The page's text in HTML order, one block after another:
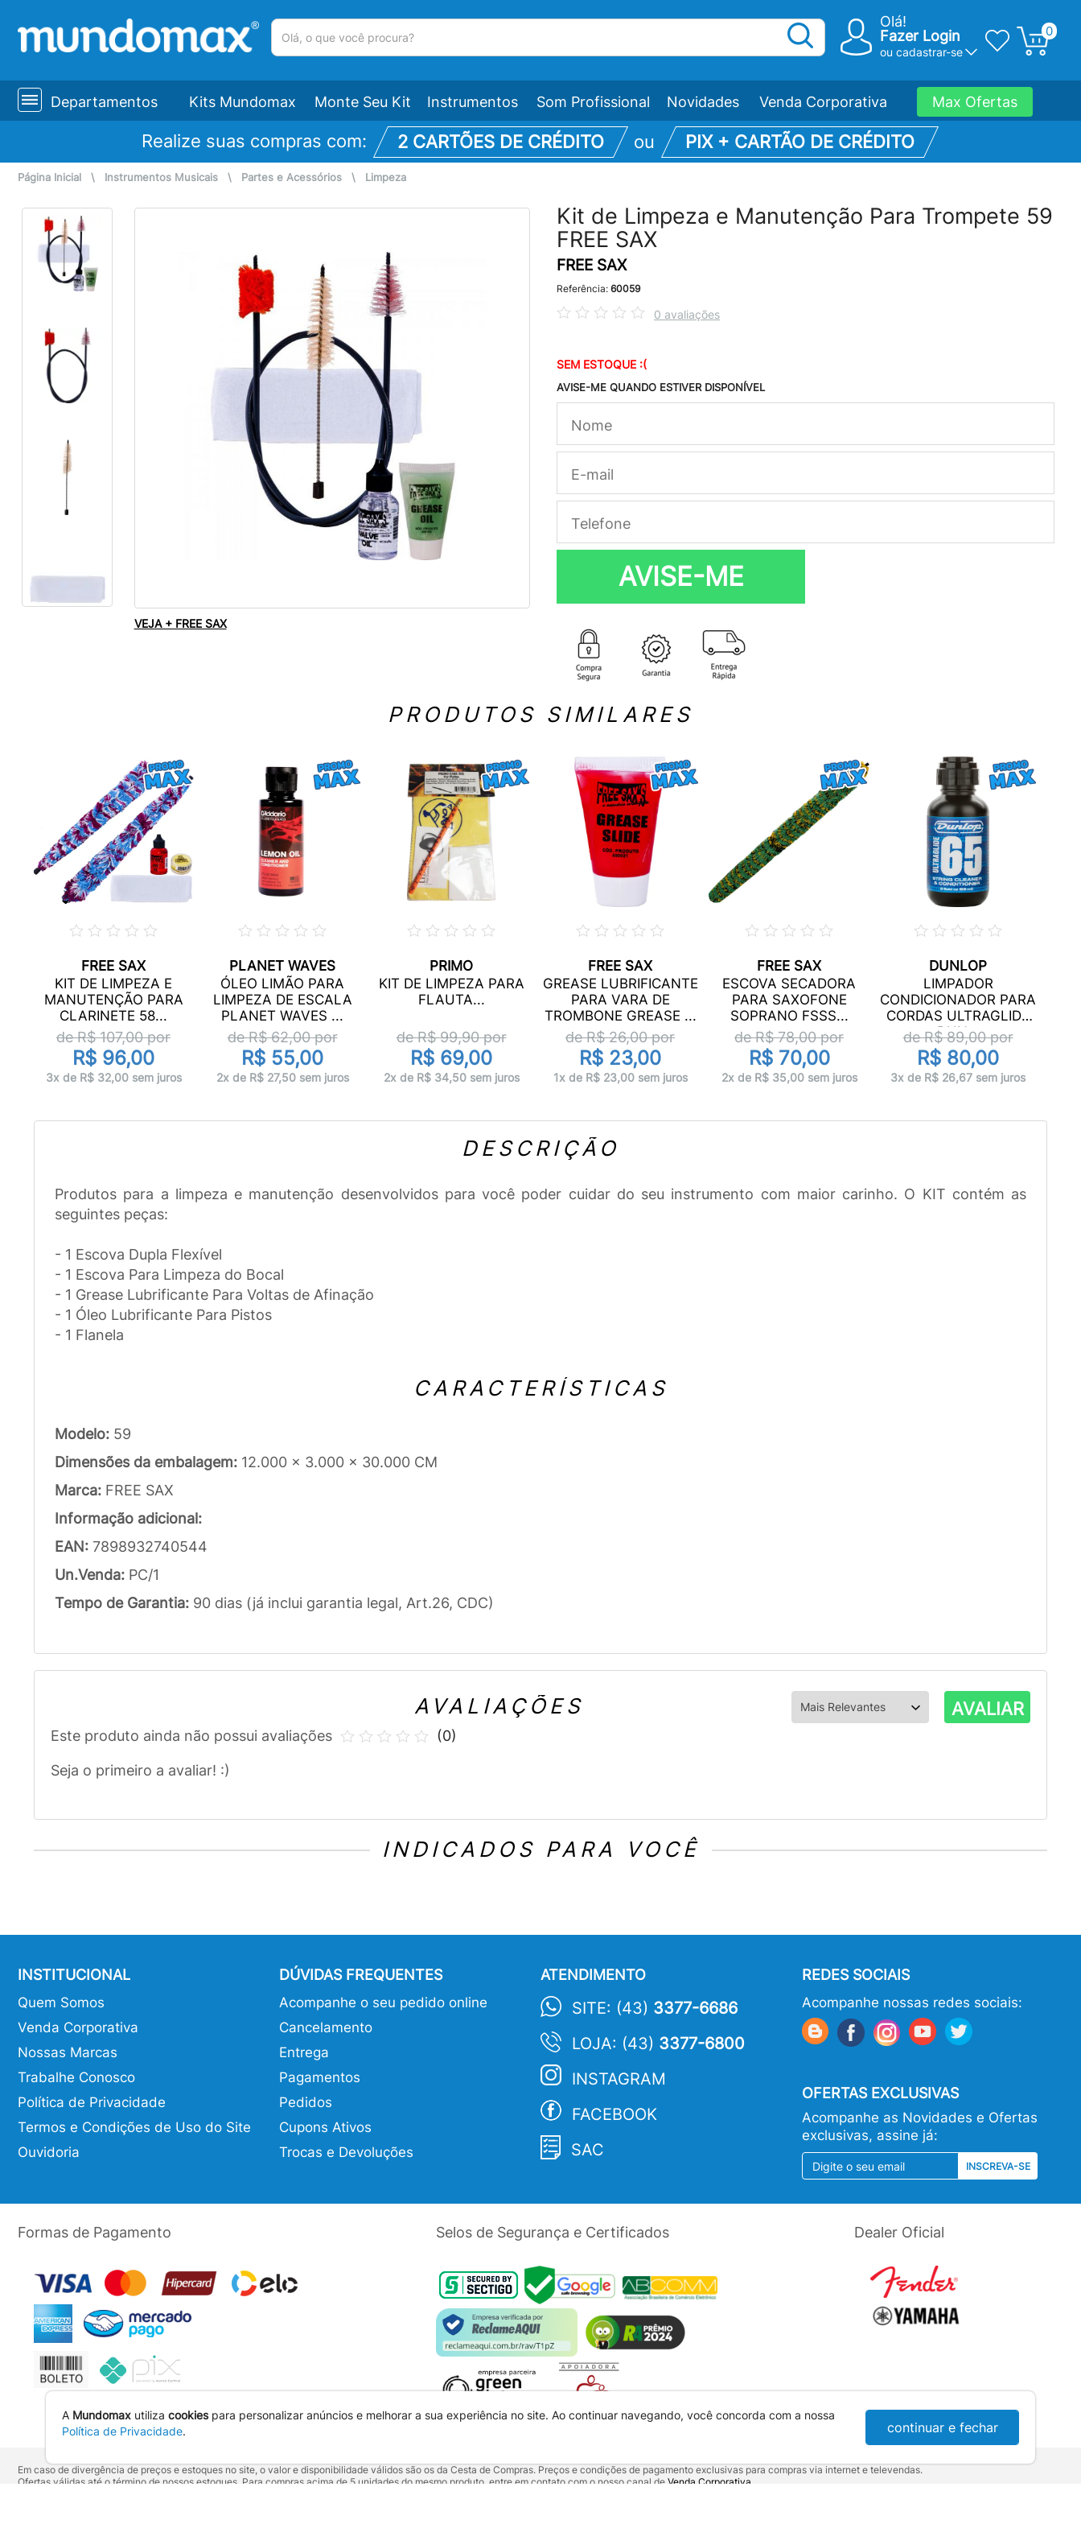
Olá!
Fazer Login
ou cadastrar-se
0
Departamentos Kits Mundomax Monte Seu Kit Instrumentos Som Profissional Novidades Venda Corporativa Max Ofertas
Realize suas compras com: 2 CARTÕES DE CRÉDITO ou PIX + CARTÃO DE CRÉDITO
Página Inicial \ Instrumentos Musicais \ Partes e Acessórios \ Limpeza
VEJA + FREE SAX
Kit de Limpeza e Manutenção Para Trompete 59
FREE SAX
FREE SAX
Referência: 60059
0 avaliações
SEM ESTOQUE :(
AVISE-ME QUANDO ESTIVER DISPONÍVEL
AVISE-ME
PRODUTOS SIMILARES
FREE SAX
KIT DE LIMPEZA E
MANUTENÇÃO PARA
CLARINETE 58...
de R$107,00por
R$ 96,00
3x de R$ 32,00 sem juros
PLANET WAVES
ÓLEO LIMÃO PARA
LIMPEZA DE ESCALA
PLANET WAVES ...
de R$62,00por
R$ 55,00
2x de R$ 27,50 sem juros
PRIMO
KIT DE LIMPEZA PARA
FLAUTA...
de R$99,90por
R$ 69,00
2x de R$ 34,50 sem juros
FREE SAX
GREASE LUBRIFICANTE
PARA VARA DE
TROMBONE GREASE ...
de R$26,00por
R$ 23,00
1x de R$ 23,00 sem juros
FREE SAX
ESCOVA SECADORA
PARA SAXOFONE
SOPRANO FSSS...
de R$78,00por
R$ 70,00
2x de R$ 35,00 sem juros
DUNLOP
LIMPADOR
CONDICIONADOR PARA
CORDAS ULTRAGLIDE
DUN...
de R$89,00por
R$ 80,00
3x de R$ 26,67 sem juros
DESCRIÇÃO
Produtos para a limpeza e manutenção desenvolvidos para você poder cuidar do seu instrumento com maior carinho. O KIT contém as
seguintes peças:
- 1 Escova Dupla Flexível
- 1 Escova Para Limpeza do Bocal
- 1 Grease Lubrificante Para Voltas de Afinação
- 1 Óleo Lubrificante Para Pistos
- 1 Flanela
CARACTERÍSTICAS
Modelo: 59
Dimensões da embalagem: 12.000 x 3.000 x 30.000 CM
Marca: FREE SAX
Informação adicional:
EAN: 7898932740544
Un.Venda: PC/1
Tempo de Garantia: 90 dias (já inclui garantia legal, Art.26, CDC)
AVALIAÇÕES AVALIAR
Este produto ainda não possui avaliações
Seja o primeiro a avaliar! :)
(0)
INDICADOS PARA VOCÊ
INSTITUCIONAL
Quem Somos
Venda Corporativa
Nossas Marcas
Trabalhe Conosco
Política de Privacidade
Termos e Condições de Uso do Site
Ouvidoria
DÚVIDAS FREQUENTES
Acompanhe o seu pedido online
Cancelamento
Entrega
Pagamentos
Pedidos
Cupons Ativos
Trocas e Devoluções
ATENDIMENTO
SITE: (43) 3377-6686
LOJA: (43) 3377-6800
INSTAGRAM
FACEBOOK
SAC
REDES SOCIAIS
Acompanhe nossas redes sociais:
OFERTAS EXCLUSIVAS
Acompanhe as Novidades e Ofertas
exclusivas, assine já:
INSCREVA-SE
Formas de Pagamento Selos de Segurança e Certificados Dealer Oficial
Em caso de divergência de preços e estoques no site, o valor e disponibilidade válidos são os da Cesta de Compras. Preços e condições de pagamento exclusivas para compras via internet e televendas.
Ofertas válidas até o término de nossos estoques. Para compras acima de 5 unidades do mesmo produto, entre em contato com o nosso canal de Venda Corporativa
A Mundomax utiliza cookiespara personalizar anúncios e melhorar a sua experiência no site. Ao continuar navegando, você concorda com a nossa
Política de Privacidade. continuar e fechar